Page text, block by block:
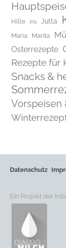
Hille Iris Jutta
Maria Marita
Osterrezepte
Rezepte für
Snacks &
Vorspeisen
Datenschutz
Ein Projekt der